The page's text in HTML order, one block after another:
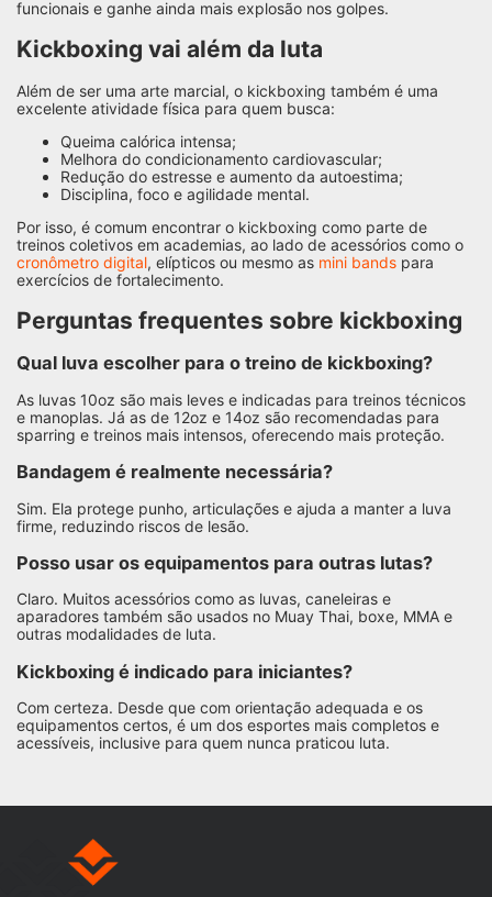
funcionais e ganhe ainda mais explosão nos golpes.
Kickboxing vai além da luta
Além de ser uma arte marcial, o kickboxing também é uma
excelente atividade física para quem busca:
Queima calórica intensa;
Melhora do condicionamento cardiovascular;
Redução do estresse e aumento da autoestima;
Disciplina, foco e agilidade mental.
Por isso, é comum encontrar o kickboxing como parte de
treinos coletivos em academias, ao lado de acessórios como o
cronômetro digital, elípticos ou mesmo as mini bands para
exercícios de fortalecimento.
Perguntas frequentes sobre kickboxing
Qual luva escolher para o treino de kickboxing?
As luvas 10oz são mais leves e indicadas para treinos técnicos
e manoplas. Já as de 12oz e 14oz são recomendadas para
sparring e treinos mais intensos, oferecendo mais proteção.
Bandagem é realmente necessária?
Sim. Ela protege punho, articulações e ajuda a manter a luva
firme, reduzindo riscos de lesão.
Posso usar os equipamentos para outras lutas?
Claro. Muitos acessórios como as luvas, caneleiras e
aparadores também são usados no Muay Thai, boxe, MMA e
outras modalidades de luta.
Kickboxing é indicado para iniciantes?
Com certeza. Desde que com orientação adequada e os
equipamentos certos, é um dos esportes mais completos e
acessíveis, inclusive para quem nunca praticou luta.